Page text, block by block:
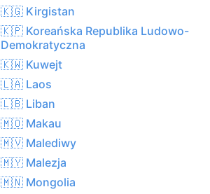
🇰🇬 Kirgistan
🇰🇵 Koreańska Republika Ludowo-
Demokratyczna
🇰🇼 Kuwejt
🇱🇦 Laos
🇱🇧 Liban
🇲🇴 Makau
🇲🇻 Malediwy
🇲🇾 Malezja
🇲🇳 Mongolia